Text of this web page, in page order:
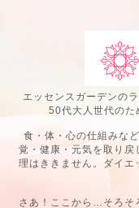
エッセンスガーデンの
50代大人世代のた
食・体・心の仕組みな
覚・健康・元気を取り
理はききません。ダイ
さあ！ここから…そろそ